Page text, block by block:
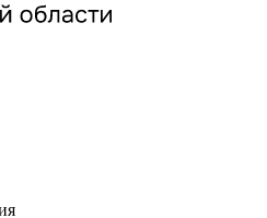
уездного города с